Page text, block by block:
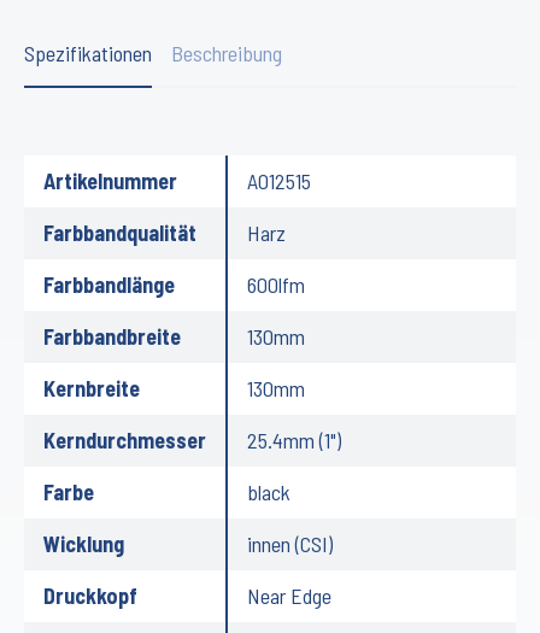
Spezifikationen Beschreibung
Artikelnummer
A012515
Farbbandqualität
Harz
Farbbandlänge
600lfm
Farbbandbreite
130mm
Kernbreite
130mm
Kerndurchmesser
25.4mm (1")
Farbe
black
Wicklung
innen (CSI)
Druckkopf
Near Edge